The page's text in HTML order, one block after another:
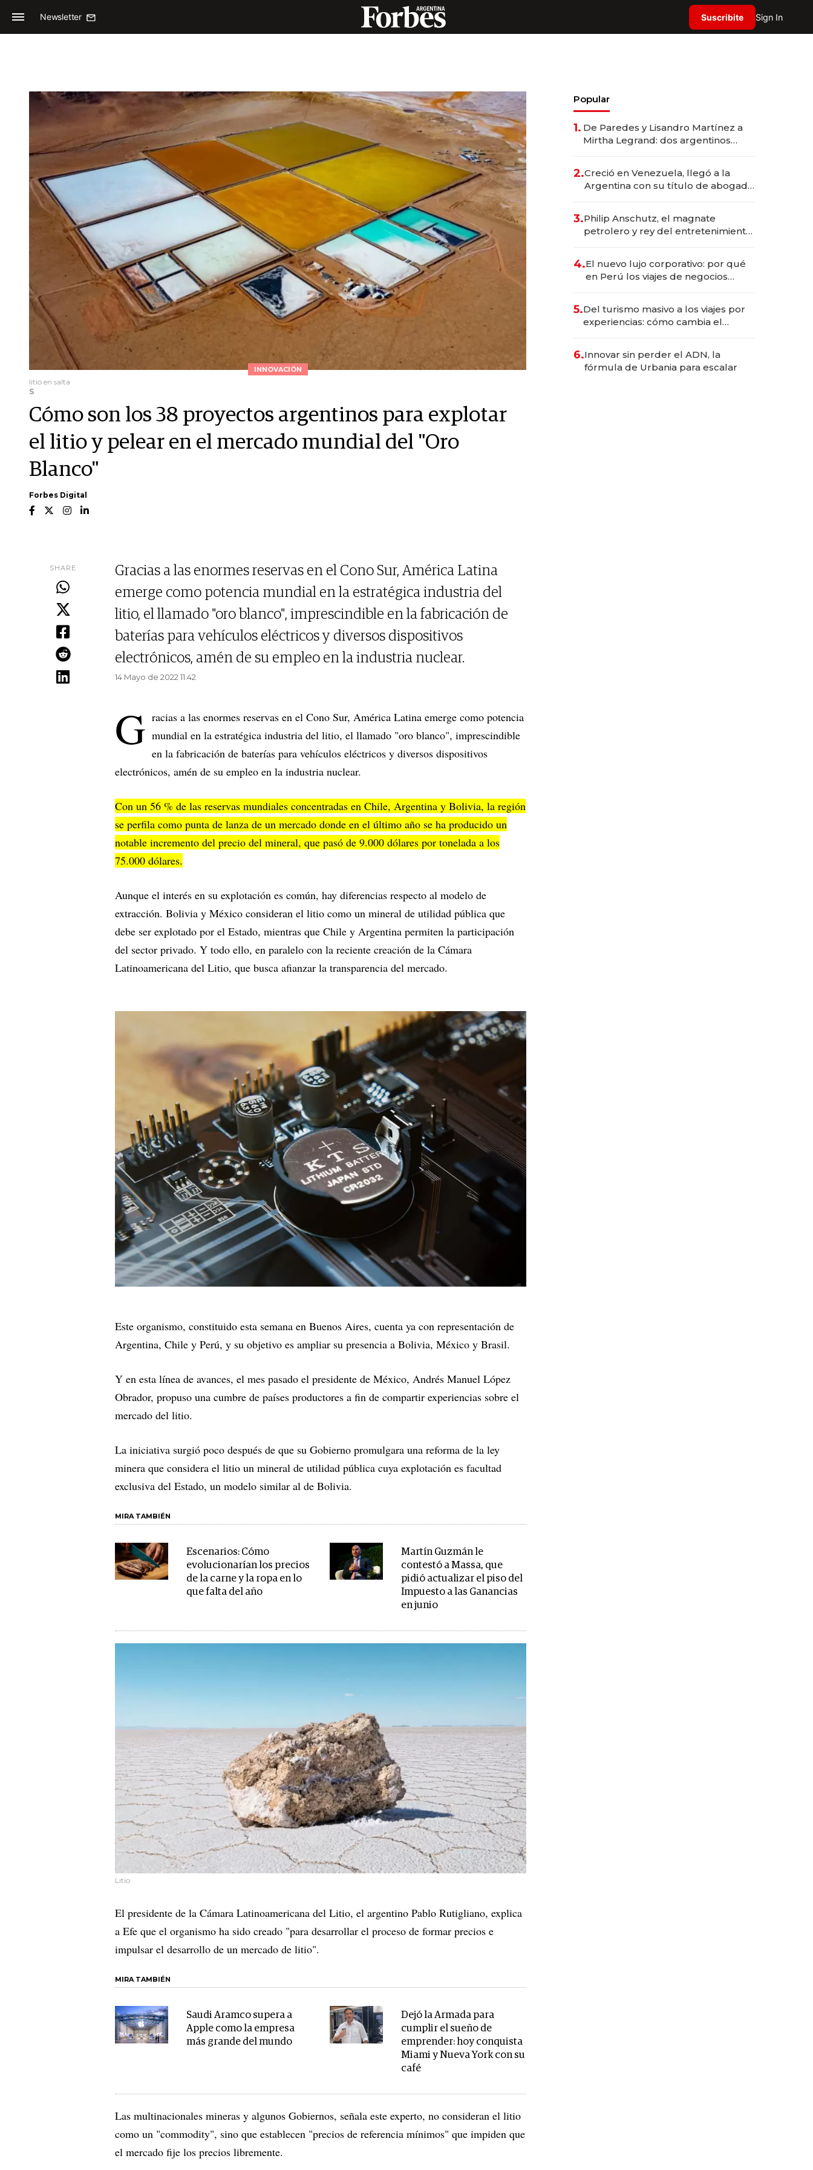
Newsletter Suscribite Sign In
INNOVACIÓN
litio en salta
S
Cómo son los 38 proyectos argentinos para explotar
el litio y pelear en el mercado mundial del "Oro
Blanco"
Forbes Digital
SHARE
Gracias a las enormes reservas en el Cono Sur, América Latina
emerge como potencia mundial en la estratégica industria del
litio, el llamado "oro blanco", imprescindible en la fabricación de
baterías para vehículos eléctricos y diversos dispositivos
electrónicos, amén de su empleo en la industria nuclear.
14 Mayo de 2022 11.42
G racias a las enormes reservas en el Cono Sur, América Latina emerge como potencia
mundial en la estratégica industria del litio, el llamado "oro blanco", imprescindible
en la fabricación de baterías para vehículos eléctricos y diversos dispositivos
electrónicos, amén de su empleo en la industria nuclear.
Con un 56 % de las reservas mundiales concentradas en Chile, Argentina y Bolivia, la región
se perfila como punta de lanza de un mercado donde en el último año se ha producido un
notable incremento del precio del mineral, que pasó de 9.000 dólares por tonelada a los
75.000 dólares.
Aunque el interés en su explotación es común, hay diferencias respecto al modelo de
extracción. Bolivia y México consideran el litio como un mineral de utilidad pública que
debe ser explotado por el Estado, mientras que Chile y Argentina permiten la participación
del sector privado. Y todo ello, en paralelo con la reciente creación de la Cámara
Latinoamericana del Litio, que busca afianzar la transparencia del mercado.
Este organismo, constituido esta semana en Buenos Aires, cuenta ya con representación de
Argentina, Chile y Perú, y su objetivo es ampliar su presencia a Bolivia, México y Brasil.
Y en esta línea de avances, el mes pasado el presidente de México, Andrés Manuel López
Obrador, propuso una cumbre de países productores a fin de compartir experiencias sobre el
mercado del litio.
La iniciativa surgió poco después de que su Gobierno promulgara una reforma de la ley
minera que considera el litio un mineral de utilidad pública cuya explotación es facultad
exclusiva del Estado, un modelo similar al de Bolivia.
MIRA TAMBIÉN
Escenarios: Cómo
evolucionarían los precios
de la carne y la ropa en lo
que falta del año
Martín Guzmán le
contestó a Massa, que
pidió actualizar el piso del
Impuesto a las Ganancias
en junio
Litio
El presidente de la Cámara Latinoamericana del Litio, el argentino Pablo Rutigliano, explica
a Efe que el organismo ha sido creado "para desarrollar el proceso de formar precios e
impulsar el desarrollo de un mercado de litio".
MIRA TAMBIÉN
Saudi Aramco supera a
Apple como la empresa
más grande del mundo
Dejó la Armada para
cumplir el sueño de
emprender: hoy conquista
Miami y Nueva York con su
café
Las multinacionales mineras y algunos Gobiernos, señala este experto, no consideran el litio
como un "commodity", sino que establecen "precios de referencia mínimos" que impiden que
el mercado fije los precios libremente.
Popular
1. De Paredes y Lisandro Martínez a
Mirtha Legrand: dos argentinos
2.Creció en Venezuela, llegó a la
Argentina con su título de abogado
marcas "fast premium"
3.Philip Anschutz, el magnate
petrolero y rey del entretenimiento
4.El nuevo lujo corporativo: por qué
en Perú los viajes de negocios
transformadoras
5.Del turismo masivo a los viajes por
experiencias: cómo cambia el
6.Innovar sin perder el ADN, la
fórmula de Urbania para escalar